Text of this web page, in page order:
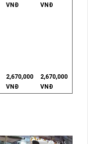
VNĐ
VNĐ
2,670,000
VNĐ
2,670,000
VNĐ